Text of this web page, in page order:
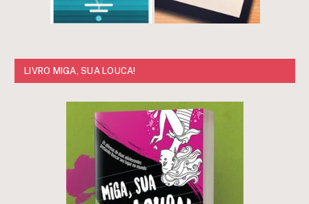
LIVRO MIGA, SUA LOUCA!